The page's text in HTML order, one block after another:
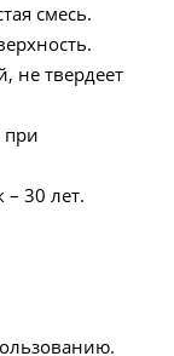
смесь.
не твердеет
при
30 лет.